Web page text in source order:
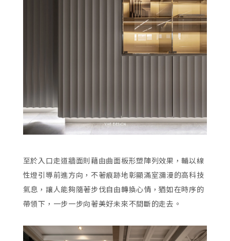
至於入口走道牆面則藉由曲面板形塑陣列效果，輔以線
性燈引導前進方向，不著痕跡地彰顯滿室瀰漫的高科技
氣息，讓人能夠隨著步伐自由轉換心情，猶如在時序的
帶領下，一步一步向著美好未來不間斷的走去。